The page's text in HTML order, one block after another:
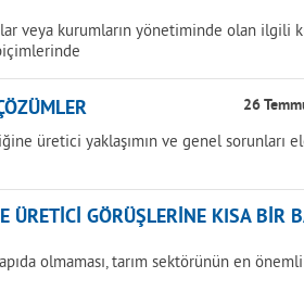
veya kurumların yönetiminde olan ilgili
26
üretici yaklaşımın ve genel sorunları
ÜRETİCİ GÖRÜŞLERİNE KISA BİR
olmaması, tarım sektörünün en